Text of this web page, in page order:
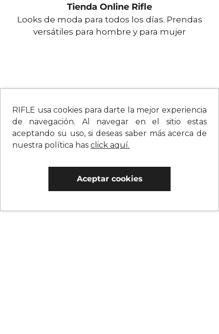
RIFLE usa cookies para darte la mejor experiencia
de navegación. Al navegar en el sitio estas
aceptando su uso, si deseas saber más acerca de
nuestra política has click aquí.
Aceptar cookies
Tienda Online Rifle
Looks de moda para todos los días. Prendas
versátiles para hombre y para mujer